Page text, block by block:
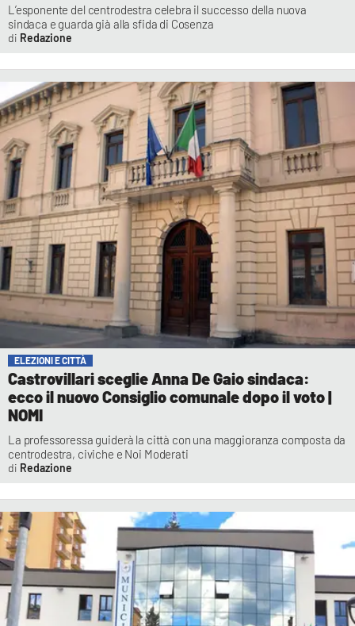
L’esponente del centrodestra celebra il successo della nuova
sindaca e guarda già alla sfida di Cosenza
Redazione
ELEZIONI E CITTÀ
Castrovillari sceglie Anna De Gaio sindaca:
ecco il nuovo Consiglio comunale dopo il voto |
NOMI
La professoressa guiderà la città con una maggioranza composta da
centrodestra, civiche e Noi Moderati
Redazione